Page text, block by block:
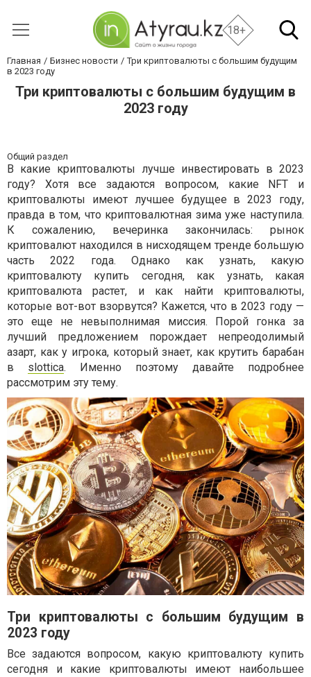
18+
Главная Бизнес новости
Три криптовалюты с большим будущим
в 2023 году
Три криптовалюты с большим будущим в
2023 году
Общий раздел
В какие криптовалюты лучше инвестировать в 2023
году? Хотя все задаются вопросом, какие NFT и
криптовалюты имеют лучшее будущее в 2023 году,
правда в том, что криптовалютная зима уже наступила.
К сожалению, вечеринка закончилась: рынок
криптовалют находился в нисходящем тренде большую
часть 2022 года. Однако как узнать, какую
криптовалюту купить сегодня, как узнать, какая
криптовалюта растет, и как найти криптовалюты,
которые вот-вот взорвутся? Кажется, что в 2023 году —
это еще не невыполнимая миссия. Порой гонка за
лучший предложением порождает непреодолимый
азарт, как у игрока, который знает, как крутить барабан
в slottica. Именно поэтому давайте подробнее
рассмотрим эту тему.
Три криптовалюты с большим будущим в
2023 году
Все задаются вопросом, какую криптовалюту купить
сегодня и какие криптовалюты имеют наибольшее